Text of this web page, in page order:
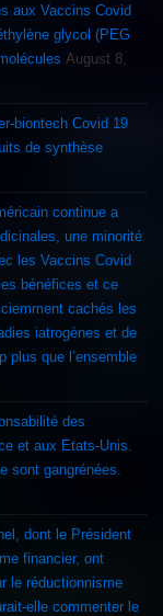
aux Vaccins Covid
glycol (PEG
August 8,
biontech Covid 19
de synthèse
continue a
une minorité
les Vaccins Covid
bénéfices et ce
cachés les
iatrogènes et de
plus que l’ensemble
des
et aux Etats-Unis.
sont gangrénées.
dont le Président
financier, ont
le réductionnisme
elle commenter le